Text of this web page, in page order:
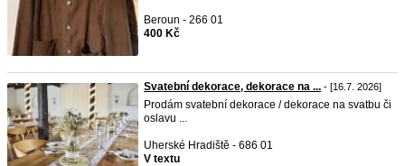
Beroun - 266 01
400 Kč
Svatební dekorace, dekorace na ... - [16.7. 2026]
Prodám svatební dekorace / dekorace na svatbu či
oslavu ...
Uherské Hradiště - 686 01
V textu